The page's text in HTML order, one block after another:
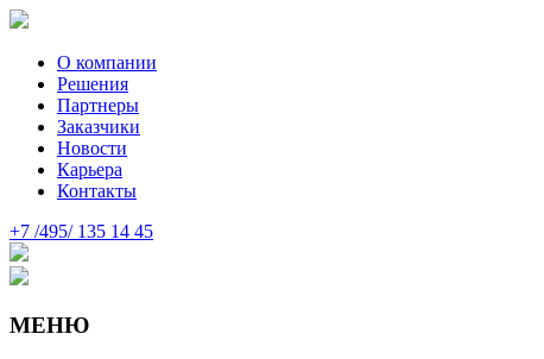
О компании
Решения
Партнеры
Заказчики
Новости
Карьера
Контакты
+7 /495/ 135 14 45
МЕНЮ